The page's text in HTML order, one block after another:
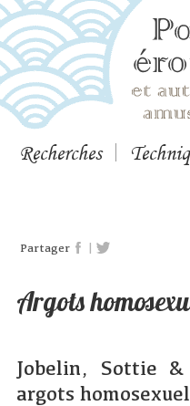
Recherches
Partager |
Argots
Jobelin, Sottie
argots